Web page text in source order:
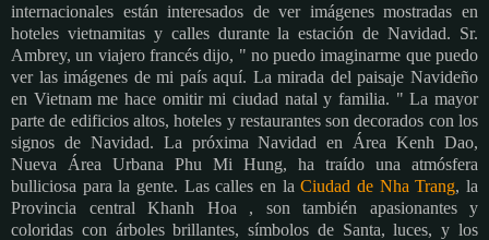
internacionales están interesados de ver imágenes mostradas en
hoteles vietnamitas y calles durante la estación de Navidad. Sr.
Ambrey, un viajero francés dijo, " no puedo imaginarme que puedo
ver las imágenes de mi país aquí. La mirada del paisaje Navideño
en Vietnam me hace omitir mi ciudad natal y familia. " La mayor
parte de edificios altos, hoteles y restaurantes son decorados con los
signos de Navidad. La próxima Navidad en Área Kenh Dao,
Nueva Área Urbana Phu Mi Hung, ha traído una atmósfera
bulliciosa para la gente. Las calles en laCiudad de Nha Trang, la
Provincia central Khanh Hoa , son también apasionantes y
coloridas con árboles brillantes, símbolos de Santa, luces, y los